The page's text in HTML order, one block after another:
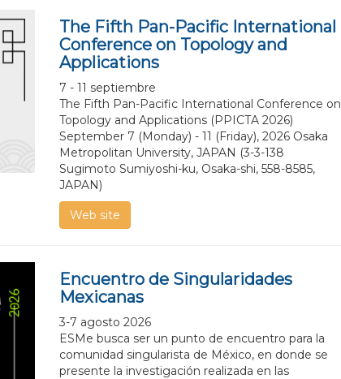
The Fifth Pan-Pacific International
Conference on Topology and
Applications
7 - 11 septiembre
The Fifth Pan-Pacific International Conference on
Topology and Applications (PPICTA 2026)
September 7 (Monday) - 11 (Friday), 2026 Osaka
Metropolitan University, JAPAN (3-3-138
Sugimoto Sumiyoshi-ku, Osaka-shi, 558-8585,
JAPAN)
Web site
Encuentro de Singularidades
Mexicanas
3-7 agosto 2026
ESMe busca ser un punto de encuentro para la
comunidad singularista de México, en donde se
presente la investigación realizada en las